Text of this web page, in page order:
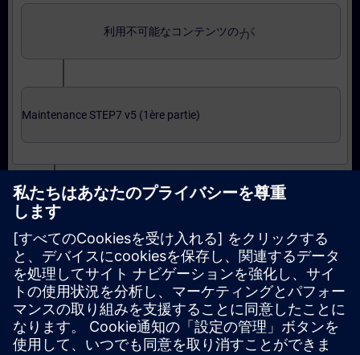
利用不可能なコンテンツのがerror_outline
Maintenance STEP7 v5 (1ère partie)
Niveau avancé : cours et test de prérequis en ligne
利用不可能なコンテンツのがerror_outline
Maintenance STEP7 v5 (2ème partie)